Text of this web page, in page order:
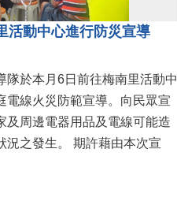
活動中心進行防災宣導
隊於本月6日前往梅南里活動中
電線火災防範宣導。向民眾宣
及周邊電器用品及電線可能造
期許藉由本次宣